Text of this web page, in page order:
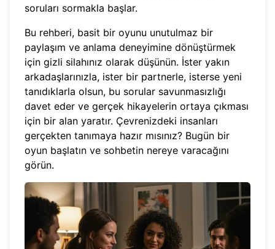
soruları sormakla başlar.
Bu rehberi, basit bir oyunu unutulmaz bir
paylaşım ve anlama deneyimine dönüştürmek
için gizli silahınız olarak düşünün. İster yakın
arkadaşlarınızla, ister bir partnerle, isterse yeni
tanıdıklarla olsun, bu sorular savunmasızlığı
davet eder ve gerçek hikayelerin ortaya çıkması
için bir alan yaratır. Çevrenizdeki insanları
gerçekten tanımaya hazır mısınız? Bugün bir
oyun başlatın ve sohbetin nereye varacağını
görün.